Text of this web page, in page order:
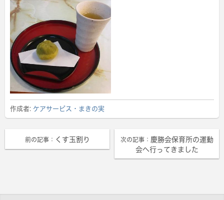
作成者: ケアサービス・まきの実
前の記事： くす玉割り 次の記事： 慶勝会保育所の運動
会へ行ってきました